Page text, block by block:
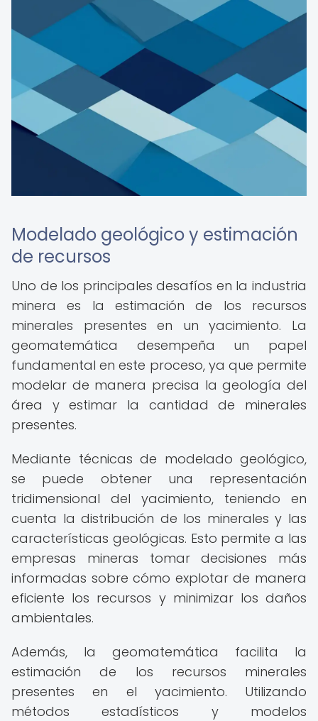
Modelado geológico y estimación
de recursos
Uno de los principales desafíos en la industria
minera es la estimación de los recursos
minerales presentes en un yacimiento. La
geomatemática desempeña un papel
fundamental en este proceso, ya que permite
modelar de manera precisa la geología del
área y estimar la cantidad de minerales
presentes.
Mediante técnicas de modelado geológico,
se puede obtener una representación
tridimensional del yacimiento, teniendo en
cuenta la distribución de los minerales y las
características geológicas. Esto permite a las
empresas mineras tomar decisiones más
informadas sobre cómo explotar de manera
eficiente los recursos y minimizar los daños
ambientales.
Además, la geomatemática facilita la
estimación de los recursos minerales
presentes en el yacimiento. Utilizando
métodos estadísticos y modelos